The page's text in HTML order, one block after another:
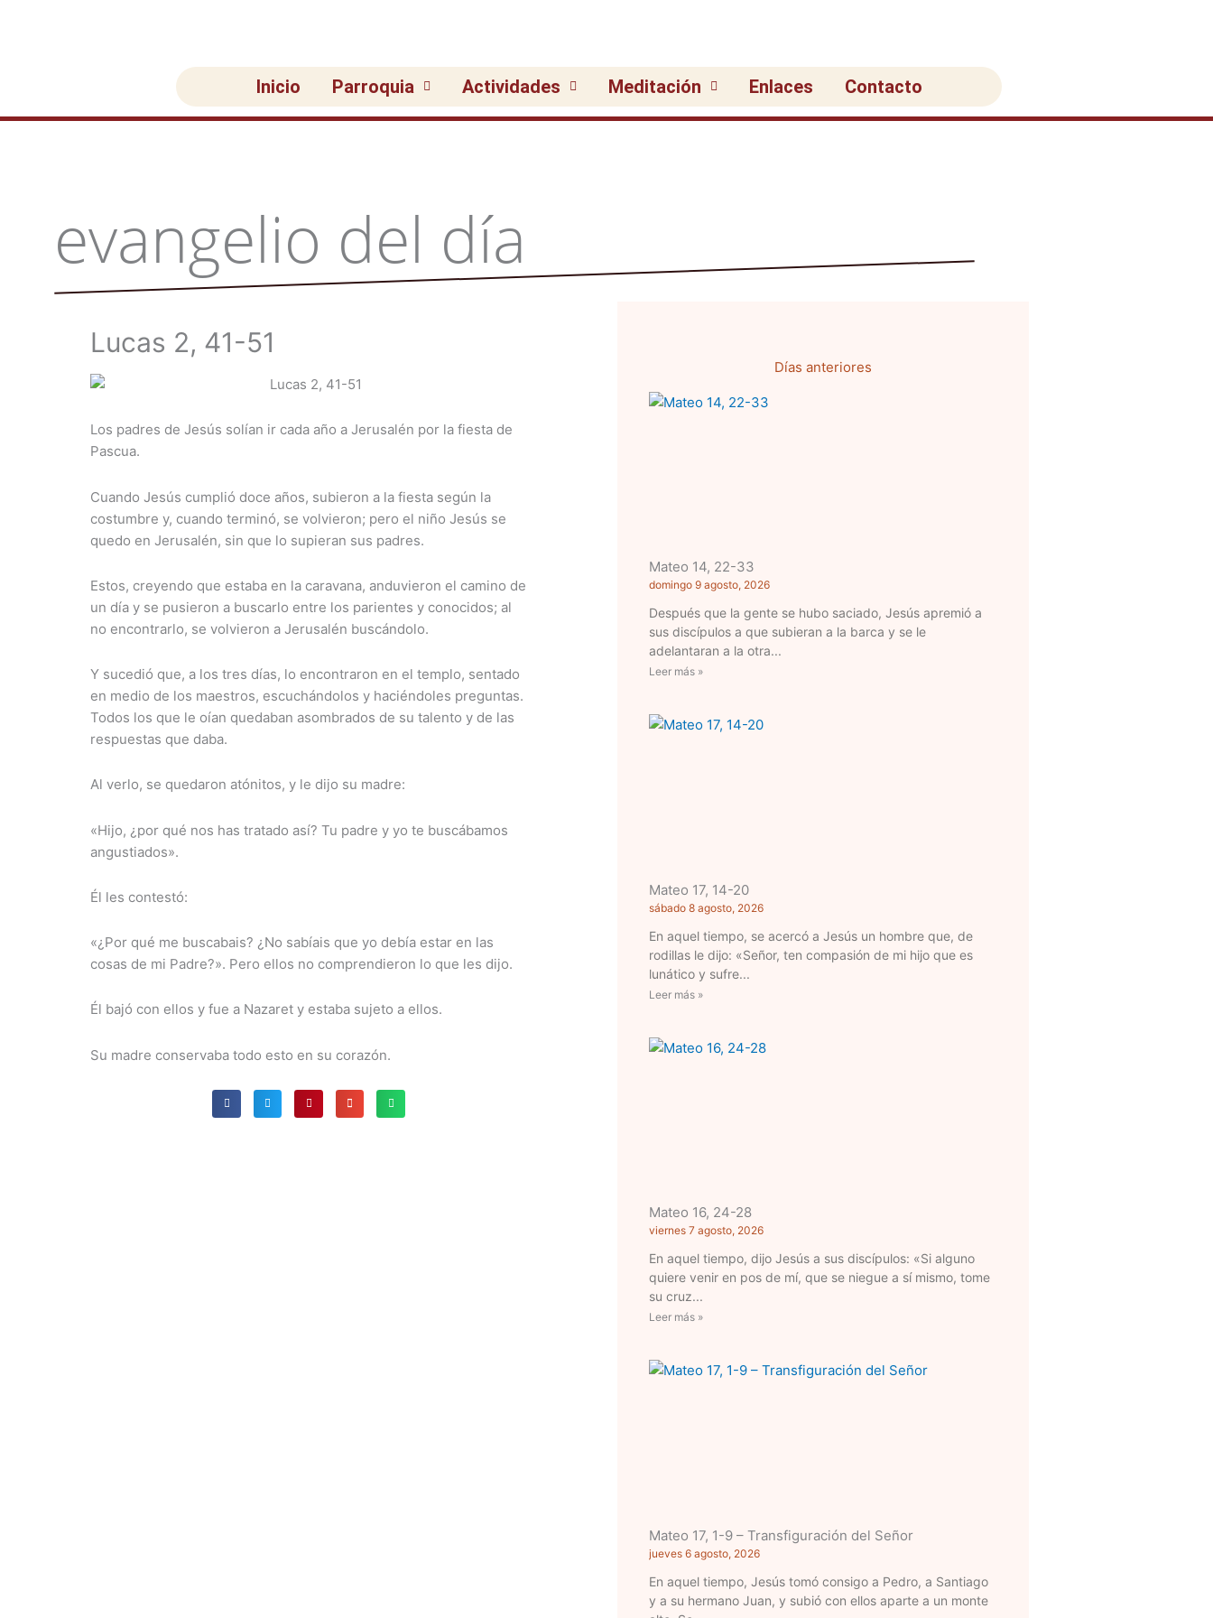
Inicio Parroquia Actividades Meditación Enlaces Contacto
evangelio del día
Lucas 2, 41-51
Los padres de Jesús solían ir cada año a Jerusalén por la fiesta de
Pascua.
Cuando Jesús cumplió doce años, subieron a la fiesta según la
costumbre y, cuando terminó, se volvieron; pero el niño Jesús se
quedo en Jerusalén, sin que lo supieran sus padres.
Estos, creyendo que estaba en la caravana, anduvieron el camino de
un día y se pusieron a buscarlo entre los parientes y conocidos; al
no encontrarlo, se volvieron a Jerusalén buscándolo.
Y sucedió que, a los tres días, lo encontraron en el templo, sentado
en medio de los maestros, escuchándolos y haciéndoles preguntas.
Todos los que le oían quedaban asombrados de su talento y de las
respuestas que daba.
Al verlo, se quedaron atónitos, y le dijo su madre:
«Hijo, ¿por qué nos has tratado así? Tu padre y yo te buscábamos
angustiados».
Él les contestó:
«¿Por qué me buscabais? ¿No sabíais que yo debía estar en las
cosas de mi Padre?». Pero ellos no comprendieron lo que les dijo.
Él bajó con ellos y fue a Nazaret y estaba sujeto a ellos.
Su madre conservaba todo esto en su corazón.
Días anteriores
Mateo 14, 22-33
domingo 9 agosto, 2026
Después que la gente se hubo saciado, Jesús apremió a
sus discípulos a que subieran a la barca y se le
adelantaran a la otra
Leer más »
Mateo 17, 14-20
sábado 8 agosto, 2026
En aquel tiempo, se acercó a Jesús un hombre que, de
rodillas le dijo: «Señor, ten compasión de mi hijo que es
lunático y sufre
Leer más »
Mateo 16, 24-28
viernes 7 agosto, 2026
En aquel tiempo, dijo Jesús a sus discípulos: «Si alguno
quiere venir en pos de mí, que se niegue a sí mismo, tome
su cruz
Leer más »
Mateo 17, 1-9 – Transfiguración del Señor
jueves 6 agosto, 2026
En aquel tiempo, Jesús tomó consigo a Pedro, a Santiago
y a su hermano Juan, y subió con ellos aparte a un monte